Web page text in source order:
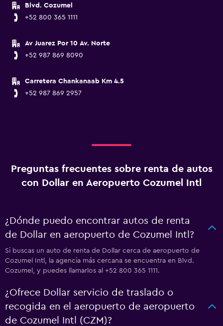
Blvd. Cozumel
+52 800 365 1111
Av Juarez Por 10 Av. Norte
+52 987 869 8090
Carretera Chankanaab Km 4.5
+52 987 869 2957
Preguntas frecuentes sobre renta de autos
con Dollar en Aeropuerto Cozumel Intl
¿Dónde puedo encontrar autos de renta
de Dollar en aeropuerto de Cozumel Intl?
Si buscas un auto de renta de Dollar cerca de aeropuerto de
Cozumel Intl, la agencia más cercana se encuentra en Blvd.
Cozumel, y puedes llamarlos al +52 800 365 1111.
¿Ofrece Dollar servicio de traslado o
recogida en el aeropuerto de aeropuerto
de Cozumel Intl (CZM)?